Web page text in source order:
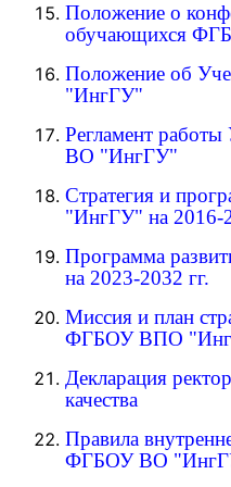
Положение о
обучающихся
Положение об У
"ИнгГУ"
Регламент
ВО "ИнгГУ"
Стратегия и
"ИнгГУ" на 2016-
Программа
на 2023-2032 гг.
Миссия и план
ФГБОУ ВПО
Декларация
качества
Правила
ФГБОУ ВО